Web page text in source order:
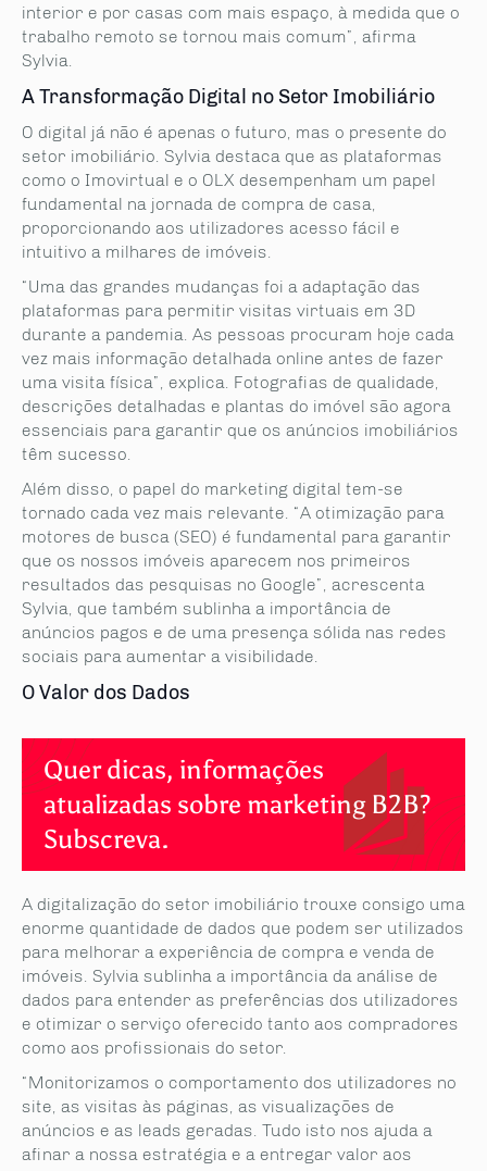
interior e por casas com mais espaço, à medida que o
trabalho remoto se tornou mais comum”, afirma
Sylvia.
A Transformação Digital no Setor Imobiliário
O digital já não é apenas o futuro, mas o presente do
setor imobiliário. Sylvia destaca que as plataformas
como o Imovirtual e o OLX desempenham um papel
fundamental na jornada de compra de casa,
proporcionando aos utilizadores acesso fácil e
intuitivo a milhares de imóveis.
“Uma das grandes mudanças foi a adaptação das
plataformas para permitir visitas virtuais em 3D
durante a pandemia. As pessoas procuram hoje cada
vez mais informação detalhada online antes de fazer
uma visita física”, explica. Fotografias de qualidade,
descrições detalhadas e plantas do imóvel são agora
essenciais para garantir que os anúncios imobiliários
têm sucesso.
Além disso, o papel do marketing digital tem-se
tornado cada vez mais relevante. “A otimização para
motores de busca (SEO) é fundamental para garantir
que os nossos imóveis aparecem nos primeiros
resultados das pesquisas no Google”, acrescenta
Sylvia, que também sublinha a importância de
anúncios pagos e de uma presença sólida nas redes
sociais para aumentar a visibilidade.
O Valor dos Dados
Quer dicas, informações
atualizadas sobre marketing B2B?
Subscreva.
A digitalização do setor imobiliário trouxe consigo uma
enorme quantidade de dados que podem ser utilizados
para melhorar a experiência de compra e venda de
imóveis. Sylvia sublinha a importância da análise de
dados para entender as preferências dos utilizadores
e otimizar o serviço oferecido tanto aos compradores
como aos profissionais do setor.
“Monitorizamos o comportamento dos utilizadores no
site, as visitas às páginas, as visualizações de
anúncios e as leads geradas. Tudo isto nos ajuda a
afinar a nossa estratégia e a entregar valor aos